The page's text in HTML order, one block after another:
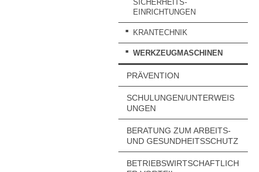
SICHERHEITS-
EINRICHTUNGEN
KRANTECHNIK
WERKZEUGMASCHINEN
PRÄVENTION
SCHULUNGEN/UNTERWEIS
UNGEN
BERATUNG ZUM ARBEITS-
UND GESUNDHEITSSCHUTZ
BETRIEBSWIRTSCHAFTLICH